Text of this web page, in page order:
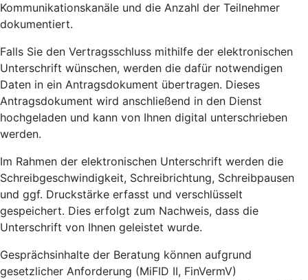
Kommunikationskanäle und die Anzahl der Teilnehmer
dokumentiert.
Falls Sie den Vertragsschluss mithilfe der elektronischen
Unterschrift wünschen, werden die dafür notwendigen
Daten in ein Antragsdokument übertragen. Dieses
Antragsdokument wird anschließend in den Dienst
hochgeladen und kann von Ihnen digital unterschrieben
werden.
Im Rahmen der elektronischen Unterschrift werden die
Schreibgeschwindigkeit, Schreibrichtung, Schreibpausen
und ggf. Druckstärke erfasst und verschlüsselt
gespeichert. Dies erfolgt zum Nachweis, dass die
Unterschrift von Ihnen geleistet wurde.
Gesprächsinhalte der Beratung können aufgrund
gesetzlicher Anforderung (MiFID II, FinVermV)